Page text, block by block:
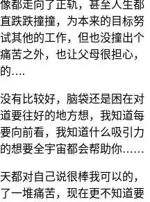
都走向了正轨，甚至人生都
跌跌撞撞，为本来的目标努
其他的工作，但也没撞出个
苦之外，也让父母很担心，
的….
有比较好，脑袋还是困在对
要往好的地方想，我知道每
向前看，我知道什么吸引力
想要全宇宙都会帮助你……
都对自己说很棒我可以的，
一堆痛苦，现在更不知道要